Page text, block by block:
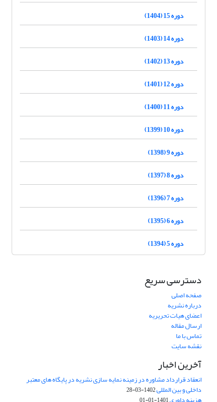
دوره 15 (1404)
دوره 14 (1403)
دوره 13 (1402)
دوره 12 (1401)
دوره 11 (1400)
دوره 10 (1399)
دوره 9 (1398)
دوره 8 (1397)
دوره 7 (1396)
دوره 6 (1395)
دوره 5 (1394)
دسترسی سریع
صفحه اصلی
درباره نشریه
اعضای هیات تحریریه
ارسال مقاله
تماس با ما
نقشه سایت
آخرین اخبار
انعقاد قرارداد مشاوره در زمینه نمایه سازی نشریه در پایگاه های معتبر
داخلی و بین المللی1402-03-28